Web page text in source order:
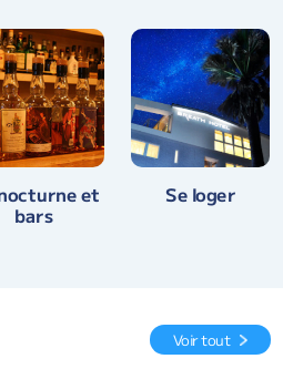
et
bars
Se loger
Voir tout